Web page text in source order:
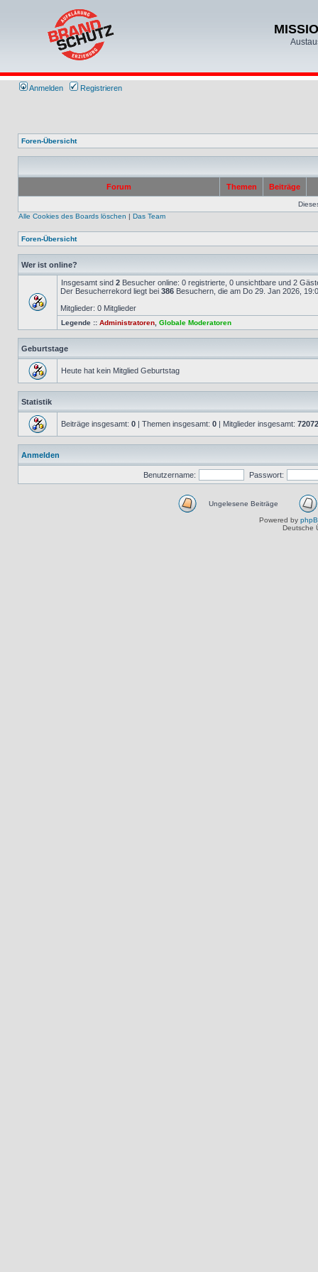
Anmelden Registrieren
Foren-Übersicht
Forum Themen Beiträge
Alle Cookies des Boards löschen | Das Team
Foren-Übersicht
Wer ist online?
Insgesamt sind 2 Besucher online: 0 registrierte, 0 unsichtbare und 2
Der Besucherrekord liegt bei 386 Besuchern, die am Do 29. Jan 2026,
Mitglieder: 0 Mitglieder
Legende :: Administratoren Globale Moderatoren
Geburtstage
Heute hat kein Mitglied Geburtstag
Statistik
Beiträge insgesamt: 0 | Themen insgesamt: 0 | Mitglieder insgesamt: 72072
Anmelden
Benutzername: Passwort:
Ungelesene Beiträge
Powered by
Deutsche